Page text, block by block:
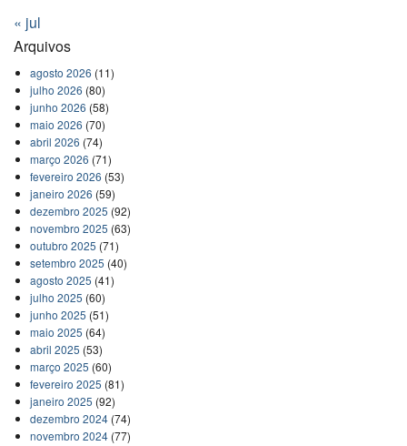
« jul
Arquivos
agosto 2026 (11)
julho 2026 (80)
junho 2026 (58)
maio 2026 (70)
abril 2026 (74)
março 2026 (71)
fevereiro 2026 (53)
janeiro 2026 (59)
dezembro 2025 (92)
novembro 2025 (63)
outubro 2025 (71)
setembro 2025 (40)
agosto 2025 (41)
julho 2025 (60)
junho 2025 (51)
maio 2025 (64)
abril 2025 (53)
março 2025 (60)
fevereiro 2025 (81)
janeiro 2025 (92)
dezembro 2024(74)
novembro 2024(77)